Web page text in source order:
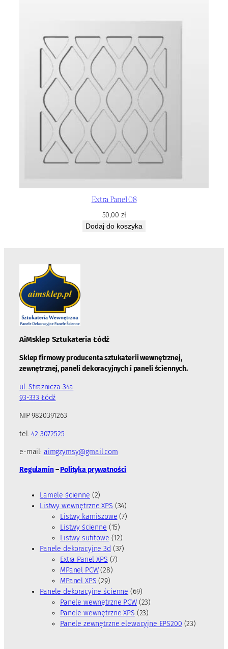
Extra Panel 08
50,00 zł
Dodaj do koszyka
AiMsklep Sztukateria Łódź
Sklep firmowy producenta sztukaterii wewnętrznej,
zewnętrznej, paneli dekoracyjnych i paneli ściennych.
ul. Strażnicza 34a
93-333 Łódź
NIP 9820391263
tel.42 3072525
e-mail: aimgzymsy@gmail.com
Regulamin–Polityka prywatności
Lamele ścienne 22
p
r
o
d
u
k
t
y
Listwy wewnętrzne XPS 343
4
t
y
Listwy karniszowe 77
t
ó
w
Listwy ścienne 151
5
p
u
k
t
ó
Listwy sufitowe 121
2
d
u
k
t
Panele dekoracyjne 3d 373
o
d
u
k
Extra Panel XPS 77
o
d
u
k
MPanel PCW 282
8
p
r
o
d
MPanel XPS 292
9
p
r
o
Panele dekoracyjne ścienne 696
9
p
r
Panele wewnętrzne PCW 232
3
p
Panele wewnętrzne XPS 232
3
Panele zewnętrzne elewacyjne EPS200 232